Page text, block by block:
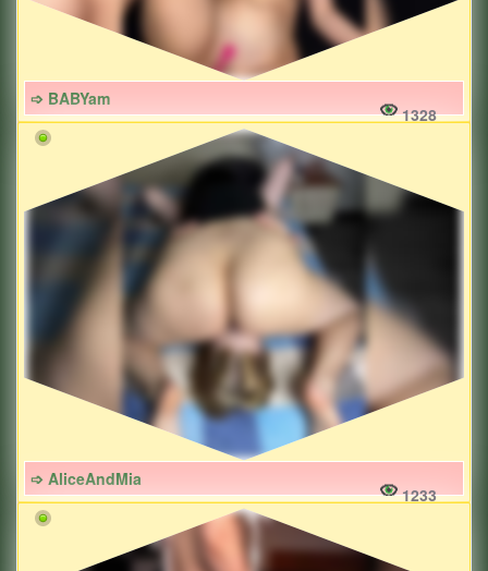
➩ BABYam
1328
➩ AliceAndMia
1233